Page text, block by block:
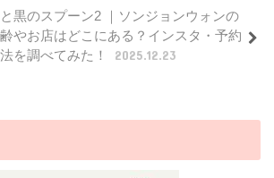
黒のスプーン2 ｜ソンジョンウォンの
やお店はどこにある？インスタ・予約
を調べてみた！
2025.12.23